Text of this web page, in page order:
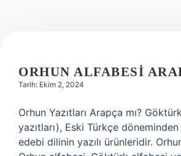
ORHUN ALFABESI
Tarih: Ekim 2, 2024
Orhun Yazıtları Arapça mı?
yazıtları), Eski Türkçe
edebi dilinin yazılı ürünleridir.